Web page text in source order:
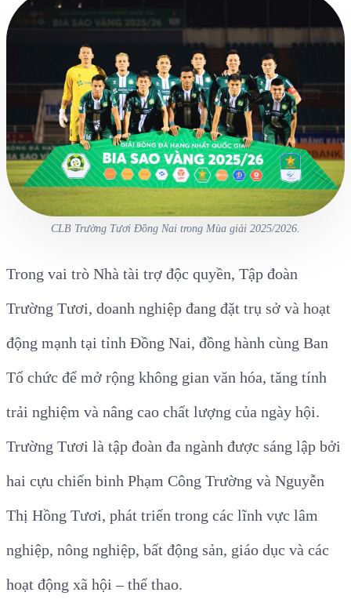
CLB Trường Tươi Đồng Nai trong Mùa giải 2025/2026.
Trong vai trò Nhà tài trợ độc quyền, Tập đoàn
Trường Tươi, doanh nghiệp đang đặt trụ sở và hoạt
động mạnh tại tỉnh Đồng Nai, đồng hành cùng Ban
Tổ chức để mở rộng không gian văn hóa, tăng tính
trải nghiệm và nâng cao chất lượng của ngày hội.
Trường Tươi là tập đoàn đa ngành được sáng lập bởi
hai cựu chiến binh Phạm Công Trường và Nguyễn
Thị Hồng Tươi, phát triển trong các lĩnh vực lâm
nghiệp, nông nghiệp, bất động sản, giáo dục và các
hoạt động xã hội – thể thao.